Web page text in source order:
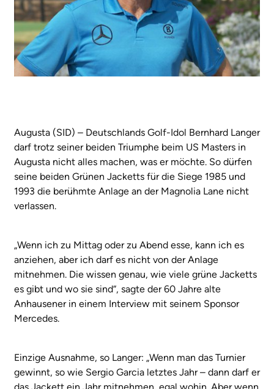
Augusta (SID) – Deutschlands Golf-Idol Bernhard Langer
darf trotz seiner beiden Triumphe beim US Masters in
Augusta nicht alles machen, was er möchte. So dürfen
seine beiden Grünen Jacketts für die Siege 1985 und
1993 die berühmte Anlage an der Magnolia Lane nicht
verlassen.
„Wenn ich zu Mittag oder zu Abend esse, kann ich es
anziehen, aber ich darf es nicht von der Anlage
mitnehmen. Die wissen genau, wie viele grüne Jacketts
es gibt und wo sie sind“, sagte der 60 Jahre alte
Anhausener in einem Interview mit seinem Sponsor
Mercedes.
Einzige Ausnahme, so Langer: „Wenn man das Turnier
gewinnt, so wie Sergio Garcia letztes Jahr – dann darf er
das Jackett ein Jahr mitnehmen, egal wohin. Aber wenn